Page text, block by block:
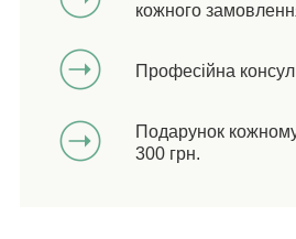
кожного
Професійна
Подарунок
300 грн.